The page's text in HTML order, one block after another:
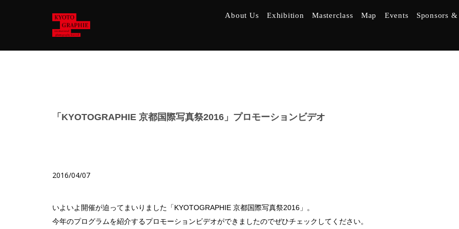
About Us Exhibition Masterclass Map Events Sponsors &
「KYOTOGRAPHIE 京都国際写真祭2016」プロモーションビデオ
2016/04/07
いよいよ開催が迫ってまいりました「KYOTOGRAPHIE 京都国際写真祭2016」。
今年のプログラムを紹介するプロモーションビデオができましたのでぜひチェックしてください。